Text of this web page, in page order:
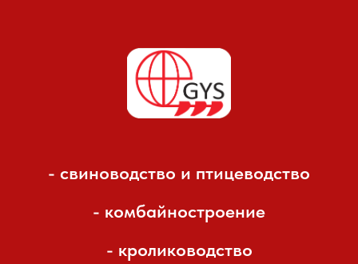
- свиноводство и птицеводство
- комбайностроение
- кролиководство